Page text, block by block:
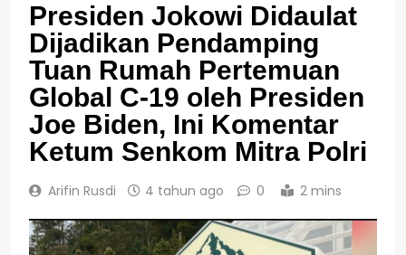
Presiden Jokowi Didaulat
Dijadikan Pendamping
Tuan Rumah Pertemuan
Global C-19 oleh Presiden
Joe Biden, Ini Komentar
Ketum Senkom Mitra Polri
Arifin Rusdi 4 tahun ago 0 2 mins